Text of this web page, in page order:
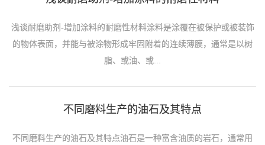
浅谈耐磨助剂-增加涂料的耐磨性材料涂料是涂覆在被保护或被装饰
的物体表面，并能与被涂物形成牢固附着的连续薄膜，通常是以树
脂、或油、或...
不同磨料生产的油石及其特点
不同磨料生产的油石及其特点‌‌油石是一种富含油质的岩石‌，通常用